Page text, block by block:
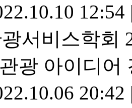
12:54
서비스학회
광 아이디어
20:42